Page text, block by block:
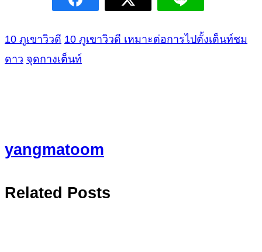
10 ภูเขาวิวดี 10 ภูเขาวิวดี เหมาะต่อการไปตั้งเต็นท์ชม
ดาว จุดกางเต็นท์
yangmatoom
Related Posts